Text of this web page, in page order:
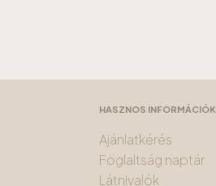
HASZNOS INFORMÁCIÓK
Ajánlatkérés
Foglaltság naptár
Látnivalók